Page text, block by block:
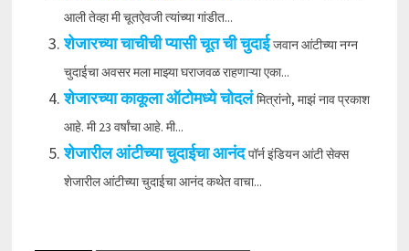
आली तेव्हा मी चूतऐवजी त्यांच्या गांडीत...
शेजारच्या चाचीची प्यासी चूत ची चुदाई जवान आंटीच्या नग्न
चुदाईचा अवसर मला माझ्या घराजवळ राहणाऱ्या एका...
शेजारच्या काकूला ऑटोमध्ये चोदलं मित्रांनो, माझं नाव प्रकाश
आहे. मी 23 वर्षांचा आहे. मी...
शेजारील आंटीच्या चुदाईचा आनंद पॉर्न इंडियन आंटी सेक्स
शेजारील आंटीच्या चुदाईचा आनंद कथेत वाचा...